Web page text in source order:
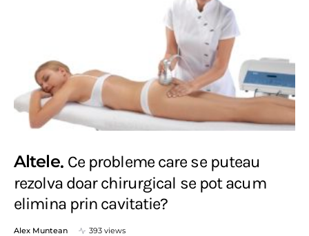
Altele Ce probleme care se puteau
rezolva doar chirurgical se pot acum
elimina prin cavitatie?
Alex Muntean 393 views